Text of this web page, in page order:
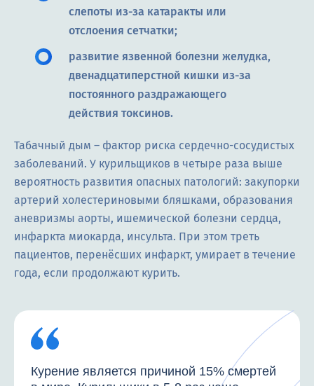
слепоты из-за катаракты или
отслоения сетчатки;
развитие язвенной болезни желудка,
двенадцатиперстной кишки из-за
постоянного раздражающего
действия токсинов.
Табачный дым – фактор риска сердечно-сосудистых
заболеваний. У курильщиков в четыре раза выше
вероятность развития опасных патологий: закупорки
артерий холестериновыми бляшками, образования
аневризмы аорты, ишемической болезни сердца,
инфаркта миокарда, инсульта. При этом треть
пациентов, перенёсших инфаркт, умирает в течение
года, если продолжают курить.
Курение является причиной 15% смертей